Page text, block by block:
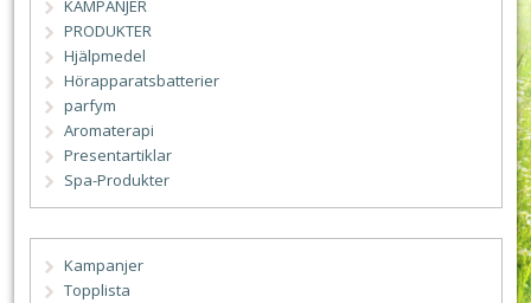
KAMPANJER
PRODUKTER
Hjälpmedel
Hörapparatsbatterier
parfym
Aromaterapi
Presentartiklar
Spa-Produkter
Kampanjer
Topplista